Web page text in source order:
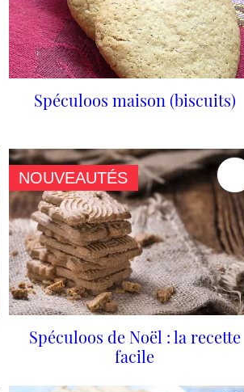
Spéculoos maison (biscuits)
NOUVEAUTÉS
Spéculoos de Noël : la recette
facile